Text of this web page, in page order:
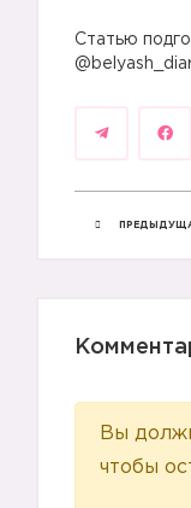
Статью
Вы
чтобы